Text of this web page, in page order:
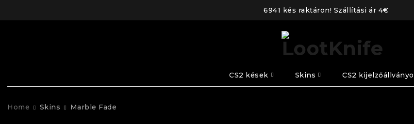
6941 kés raktáron! Szállítási ár 4€
CS2 kések Skins CS2
Home Skins Marble Fade